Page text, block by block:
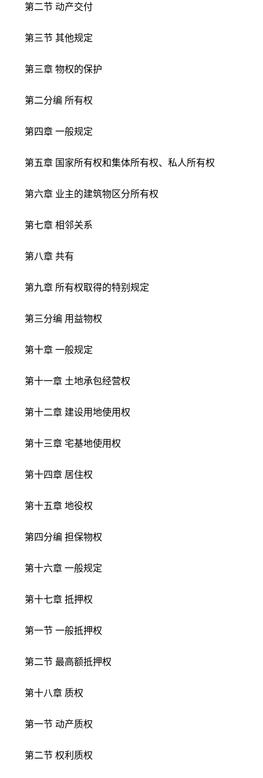
第二节 动产交付
第三节 其他规定
第三章 物权的保护
第二分编 所有权
第四章 一般规定
第五章 国家所有权和集体所有权、私人所有权
第六章 业主的建筑物区分所有权
第七章 相邻关系
第八章 共有
第九章 所有权取得的特别规定
第三分编 用益物权
第十章 一般规定
第十一章 土地承包经营权
第十二章 建设用地使用权
第十三章 宅基地使用权
第十四章 居住权
第十五章 地役权
第四分编 担保物权
第十六章 一般规定
第十七章 抵押权
第一节 一般抵押权
第二节 最高额抵押权
第十八章 质权
第一节 动产质权
第二节 权利质权